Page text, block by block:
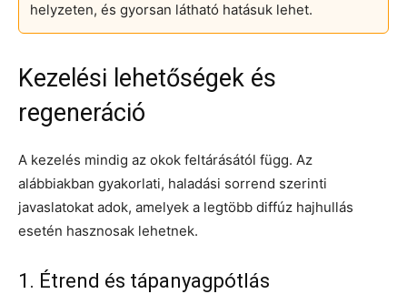
helyzeten, és gyorsan látható hatásuk lehet.
Kezelési lehetőségek és
regeneráció
A kezelés mindig az okok feltárásától függ. Az
alábbiakban gyakorlati, haladási sorrend szerinti
javaslatokat adok, amelyek a legtöbb diffúz hajhullás
esetén hasznosak lehetnek.
1. Étrend és tápanyagpótlás